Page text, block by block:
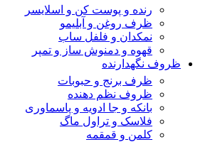
رنده و پوست کن و اسلایسر
ظرف روغن و آبلیمو
نمکدان و فلفل ساب
قهوه و دمنوش ساز و تمپر
ظروف نگهدارنده
ظرف برنج و حبوبات
ظروف نظم دهنده
بانکه و جا ادویه و پاسماوری
فلاسک و تراول ماگ
کلمن و قمقمه